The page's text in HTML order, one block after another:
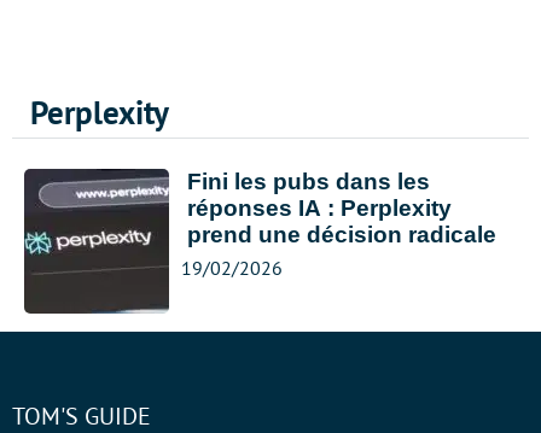
Perplexity
Fini les pubs dans les
réponses IA : Perplexity
prend une décision radicale
19/02/2026
TOM'S GUIDE